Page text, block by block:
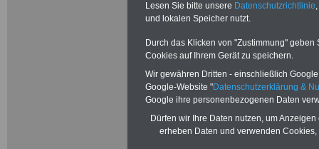
Mehr
hier
Lesen Sie bitte unsere Datenschutzrichtlinie
und lokalen Speicher nutzt.
Durch das Klicken von "Zustimmung"
Cookies auf Ihrem Gerät zu speichern.
Wir gewähren Dritten - einschließlich
Google-Website "Datenschutzerklärung &
Google ihre personenbezogenen Daten
Dürfen wir Ihre Daten nutzen, um
erheben Daten und verwenden